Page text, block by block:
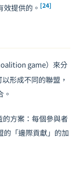
提供的。 [24]
game）來分
形成不同的聯盟，
方案：每個參與者
的「邊際貢獻」的加